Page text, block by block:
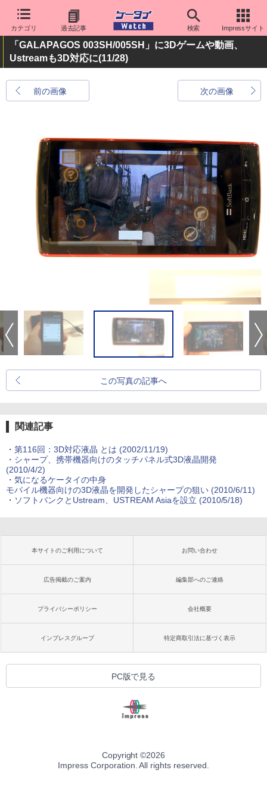
カテゴリ 過去記事 検索 Impressサイト
「GALAPAGOS 003SH/005SH」に3Dゲームや動画、
Ustreamも3D対応に(11/28)
前の画像 次の画像
この写真の記事へ
関連記事
・ 第116回：3D対応液晶 とは (2002/11/19)
・ シャープ、携帯機器向けのタッチパネル式3D液晶開発
(2010/4/2)
・ 気になるケータイの中身
モバイル機器向けの3D液晶を開発したシャープの狙い(2010/6/11)
・ ソフトバンクとUstream、USTREAM Asiaを設立 (2010/5/18)
本サイトのご利用について お問い合わせ
広告掲載のご案内 編集部へのご連絡
プライバシーポリシー 会社概要
インプレスグループ 特定商取引法に基づく表示
PC版で見る
Copyright ©2026
Impress Corporation. All rights reserved.